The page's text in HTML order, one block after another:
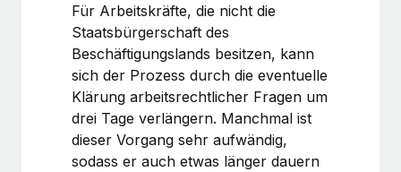
Für Arbeitskräfte, die nicht die
Staatsbürgerschaft des
Beschäftigungslands besitzen, kann
sich der Prozess durch die eventuelle
Klärung arbeitsrechtlicher Fragen um
drei Tage verlängern. Manchmal ist
dieser Vorgang sehr aufwändig,
sodass er auch etwas länger dauern